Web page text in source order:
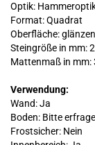
Optik:
Format: Quadrat
Oberfläche:
Steingröße in mm:
Mattenmaß in mm:
Verwendung:
Wand: Ja
Boden: Bitte
Frostsicher: Nein